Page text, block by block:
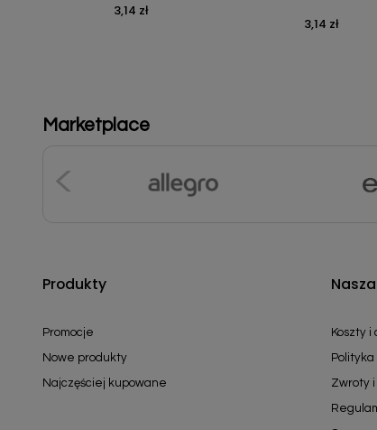
Cena
3,14 zł
Cena
3,14 zł
Marketplace
Produkty
Promocje
Nowe produkty
Najczęściej kupowane
Koszty i
Zwroty